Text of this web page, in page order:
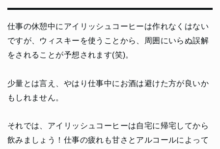
仕事の休憩中にアイリッシュコーヒーは作れなくはない
ですが、ウィスキーを使うことから、周囲にいらぬ誤解
をされることが予想されます(笑)。
少量とは言え、やはり仕事中にお酒は避けた方が良いか
もしれません。
それでは、アイリッシュコーヒーは自宅に帰宅してから
飲みましょう！仕事の疲れも甘さとアルコールによって